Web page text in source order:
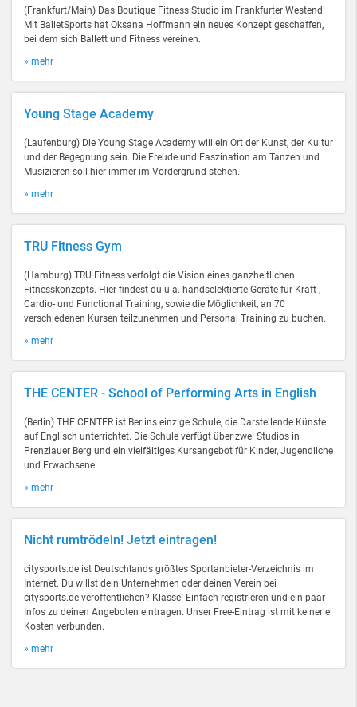
(Frankfurt/Main) Das Boutique Fitness Studio im Frankfurter Westend!
Mit BalletSports hat Oksana Hoffmann ein neues Konzept geschaffen,
bei dem sich Ballett und Fitness vereinen.
» mehr
Young Stage Academy
(Laufenburg) Die Young Stage Academy will ein Ort der Kunst, der Kultur
und der Begegnung sein. Die Freude und Faszination am Tanzen und
Musizieren soll hier immer im Vordergrund stehen.
» mehr
TRU Fitness Gym
(Hamburg) TRU Fitness verfolgt die Vision eines ganzheitlichen
Fitnesskonzepts. Hier findest du u.a. handselektierte Geräte für Kraft-,
Cardio- und Functional Training, sowie die Möglichkeit, an 70
verschiedenen Kursen teilzunehmen und Personal Training zu buchen.
» mehr
THE CENTER - School of Performing Arts in English
(Berlin) THE CENTER ist Berlins einzige Schule, die Darstellende Künste
auf Englisch unterrichtet. Die Schule verfügt über zwei Studios in
Prenzlauer Berg und ein vielfältiges Kursangebot für Kinder, Jugendliche
und Erwachsene.
» mehr
Nicht rumtrödeln! Jetzt eintragen!
citysports.de ist Deutschlands größtes Sportanbieter-Verzeichnis im
Internet. Du willst dein Unternehmen oder deinen Verein bei
citysports.de veröffentlichen? Klasse! Einfach registrieren und ein paar
Infos zu deinen Angeboten eintragen. Unser Free-Eintrag ist mit keinerlei
Kosten verbunden.
» mehr